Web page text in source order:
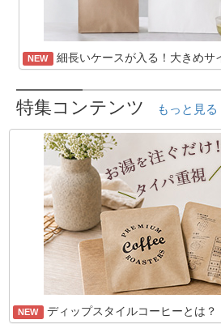
NEW 細長いケースが入る！大きめサ
特集コンテンツ もっと見る
NEW ディップスタイルコーヒーとは？